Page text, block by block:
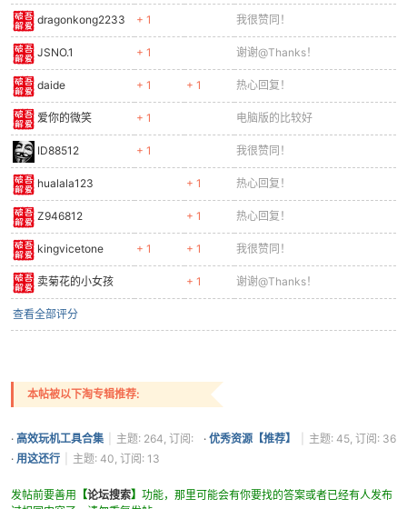
dragonkong2233 + 1 我很赞同！
JSNO.1 + 1 谢谢@Thanks！
daide + 1 + 1 热心回复！
爱你的微笑 + 1 电脑版的比较好
ID88512 + 1 我很赞同！
hualala123 + 1 热心回复！
Z946812 + 1 热心回复！
kingvicetone + 1 + 1 我很赞同！
卖菊花的小女孩 + 1 谢谢@Thanks！
查看全部评分
本帖被以下淘专辑推荐:
· 高效玩机工具合集
主题: 264, 订阅:
467
· 优秀资源【推荐】
主题: 45, 订阅: 36
· 用这还行 主题: 40, 订阅: 13
发帖前要善用 【论坛搜索】 功能，那里可能会有你要找的答案或者已经有人发布